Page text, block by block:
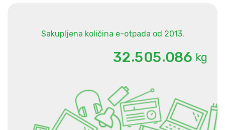
Sakupljena količina e-otpada od 2013.
32.505.086 kg